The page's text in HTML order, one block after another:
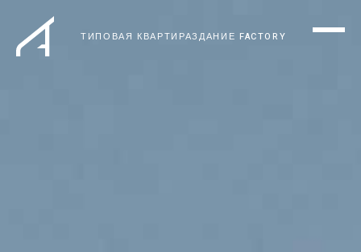
ТИПОВАЯ КВАРТИРАЗДАНИЕ FACTORY